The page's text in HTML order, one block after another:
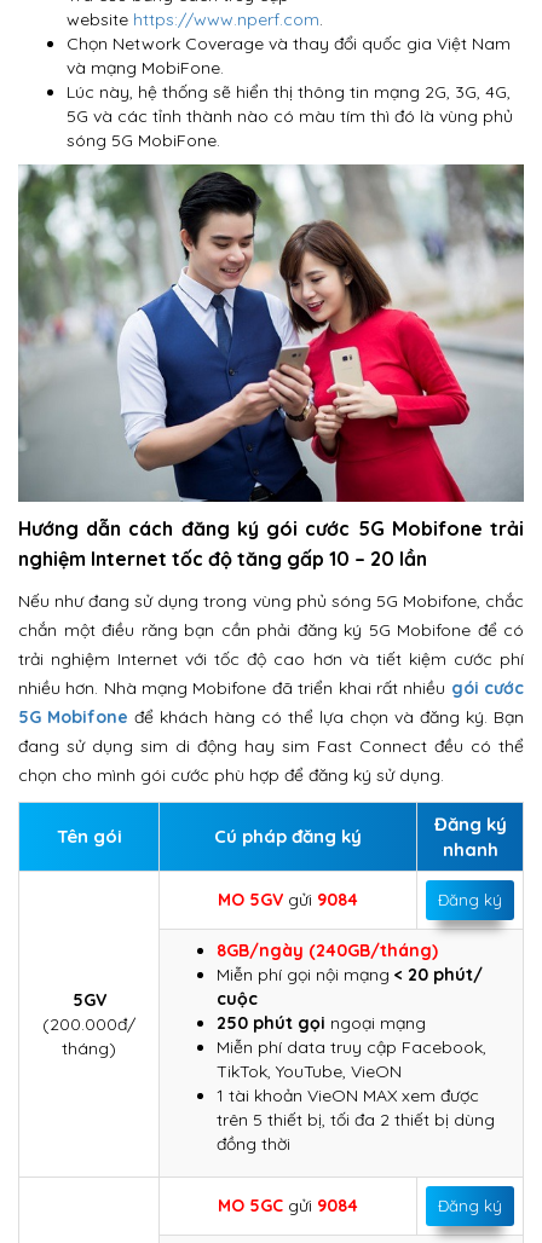
website https://www.nperf.com.
Chọn Network Coverage và thay đổi quốc gia Việt Nam
và mạng MobiFone.
Lúc này, hệ thống sẽ hiển thị thông tin mạng 2G, 3G, 4G,
5G và các tỉnh thành nào có màu tím thì đó là vùng phủ
sóng 5G MobiFone.
Hướng dẫn cách đăng ký gói cước 5G Mobifone trải
nghiệm Internet tốc độ tăng gấp 10 – 20 lần
Nếu như đang sử dụng trong vùng phủ sóng 5G Mobifone, chắc
chắn một điều răng bạn cần phải đăng ký 5G Mobifone để có
trải nghiệm Internet với tốc độ cao hơn và tiết kiệm cước phí
nhiều hơn. Nhà mạng Mobifone đã triển khai rất nhiều gói cước
5G Mobifone để khách hàng có thể lựa chọn và đăng ký. Bạn
đang sử dụng sim di động hay sim Fast Connect đều có thể
chọn cho mình gói cước phù hợp để đăng ký sử dụng.
Tên gói Cú pháp đăng ký
Đăng ký
nhanh
5GV
(200.000đ/
tháng)
MO 5GV gửi 9084 Đăng ký
8GB/ngày (240GB/tháng)
Miễn phí gọi nội mạng < 20 phút/
cuộc
250 phút gọi ngoại mạng
Miễn phí data truy cập Facebook,
TikTok, YouTube, VieON
1 tài khoản VieON MAX xem được
trên 5 thiết bị, tối đa 2 thiết bị dùng
đồng thời
MO 5GC gửi 9084 Đăng ký